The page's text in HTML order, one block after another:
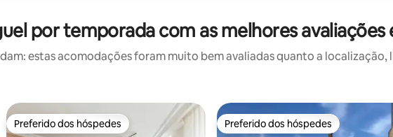
por temporada com as melhores avaliações
estas acomodações foram muito bem avaliadas quanto a localização,
Preferido dos hóspedes
Preferido dos hóspedes Preferido dos hóspedes
Preferido dos hóspedes